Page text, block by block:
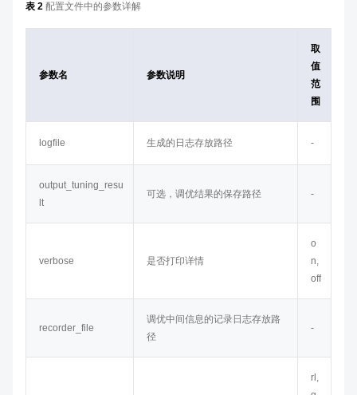
表 2 配置文件中的参数详解
参数名 参数说明
取
值
范
围
logfile 生成的日志存放路径 -
output_tuning_resu
lt
可选，调优结果的保存路径 -
verbose 是否打印详情
o
n,
off
recorder_file
调优中间信息的记录日志存放路
径
-
rl,